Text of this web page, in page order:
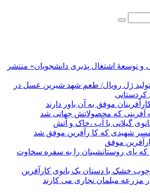
و توسعۀ اشتغال پذیری دانشجویان» منتشر
تولید ژل رویال/ طعم شهد شیرین عسل‌ در
کردستانی
موفق به آن باور دارند
آفرینی که محصولاتش جهانی شد
گیلانی با آب ،خاک و آتش
شهیدی که کا رآفرین موفق شد
موفق
که پای روستانشینان را به سفره سخاوت
چوب خشک با دستان یک بانوی کارآفرین
مزرعه مبلمان نجاری می کارند